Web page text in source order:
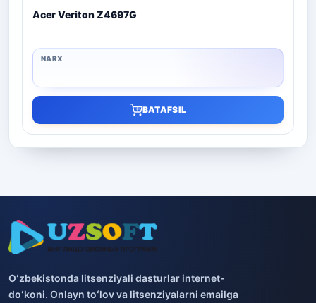
Acer Veriton Z4697G
BATAFSIL
Oʻzbekistonda litsenziyali dasturlar internet-
doʻkoni. Onlayn toʻlov va litsenziyalarni emailga